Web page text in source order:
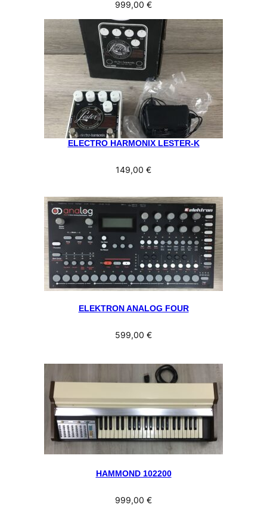
999,00 €
ELECTRO HARMONIX LESTER-K
149,00 €
ELEKTRON ANALOG FOUR
599,00 €
HAMMOND 102200
999,00 €